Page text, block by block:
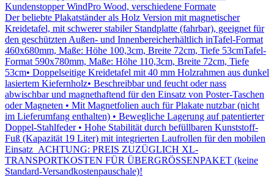
Kundenstopper WindPro Wood, verschiedene Formate
Der beliebte Plakatständer als Holz Version mit magnetischer
Kreidetafel, mit schwerer stabiler Standplatte (fahrbar), geeignet für
den geschützten Außen- und Innenbereicherhältlich inTafel-Format
460x680mm, Maße: Höhe 100,3cm, Breite 72cm, Tiefe 53cmTafel-
Format 590x780mm, Maße: Höhe 110,3cm, Breite 72cm, Tiefe
53cm• Doppelseitige Kreidetafel mit 40 mm Holzrahmen aus dunkel
lasiertem Kiefernholz• Beschreibbar und feucht oder nass
abwischbar und magnethaftend für den Einsatz von Poster-Taschen
oder Magneten • Mit Magnetfolien auch für Plakate nutzbar (nicht
im Lieferumfang enthalten) • Bewegliche Lagerung auf patentierter
Doppel-Stahlfeder • Hohe Stabilität durch befüllbaren Kunststoff-
Fuß (Kapazität 19 Liter) mit integrierten Laufrollen für den mobilen
Einsatz ACHTUNG: PREIS ZUZÜGLICH XL-
TRANSPORTKOSTEN FÜR ÜBERGRÖSSENPAKET (keine
Standard-Versandkostenpauschale)!